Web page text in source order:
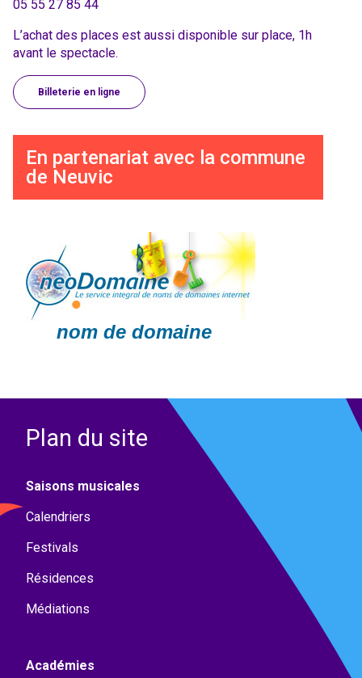
05 55 27 85 44
L’achat des places est aussi disponible sur place, 1h
avant le spectacle.
Billeterie en ligne
En partenariat avec la commune
de Neuvic
Plan du site
Saisons musicales
Calendriers
Festivals
Résidences
Médiations
Académies